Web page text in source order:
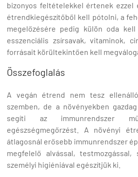
bizonyos feltételekkel értenek ezzel
étrendkiegészítőből kell pótolni, a
megelőzésére pedig külön oda
esszenciális zsírsavak, vitaminok,
forrásait körültekintően kell
Összefoglalás
A vegán étrend nem tesz
szemben, de a növényekben
segíti az immunrendszer
egészségmegőrzést. A növényi
átlagosnál erősebb immunrendszer
megfelelő alvással, testmozgással,
személyi higiéniával egészítjük ki.